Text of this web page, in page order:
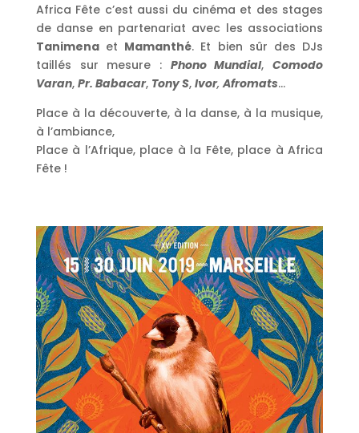
Africa Fête c’est aussi du cinéma et des stages
de danse en partenariat avec les associations
Tanimenaet Mamanthé. Et bien sûr des DJs
taillés sur mesure : Phono Mundial,Comodo
Varan, Pr. Babacar, Tony S, Ivor, Afromats…
Place à la découverte, à la danse, à la musique,
à l’ambiance,
Place à l’Afrique, place à la Fête, place à Africa
Fête !